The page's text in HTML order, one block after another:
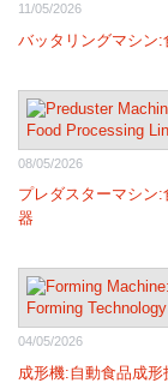
11/05/2026
バッタリングマシン
08/05/2026
プレダスターマシン
器
04/05/2026
成形機:自動食品成